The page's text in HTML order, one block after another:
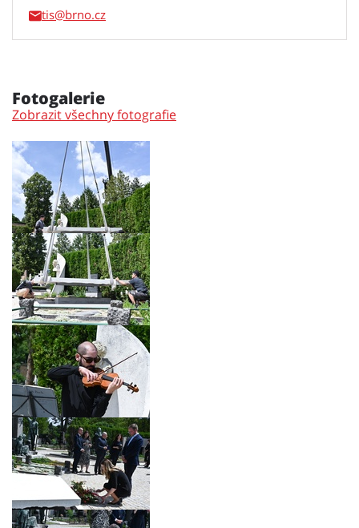
tis
Fotogalerie
Zobrazit všechny fotografie